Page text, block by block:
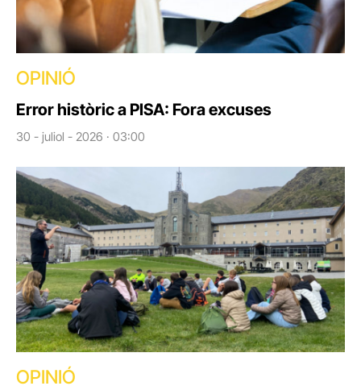
OPINIÓ
Error històric a PISA: Fora excuses
30 - juliol - 2026 · 03:00
OPINIÓ